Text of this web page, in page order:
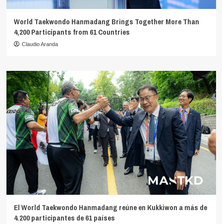
World Taekwondo Hanmadang Brings Together More Than
4,200 Participants from 61 Countries
Claudio Aranda
El World Taekwondo Hanmadang reúne en Kukkiwon a más de
4.200 participantes de 61 países